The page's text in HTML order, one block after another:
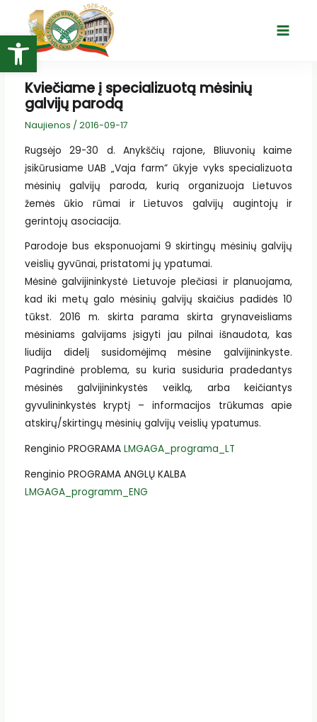
Open toolbar
turinio
Main
Kviečiame į specializuotą mėsinių
galvijų parodą
Naujienos / 2016-09-17
Rugsėjo 29-30 d. Anykščių rajone, Bliuvonių kaime
įsikūrusiame UAB „Vaja farm” ūkyje vyks specializuota
mėsinių galvijų paroda, kurią organizuoja Lietuvos
žemės ūkio rūmai ir Lietuvos galvijų augintojų ir
gerintojų asociacija.
Parodoje bus eksponuojami 9 skirtingų mėsinių galvijų
veislių gyvūnai, pristatomi jų ypatumai.
Mėsinė galvijininkystė Lietuvoje plečiasi ir planuojama,
kad iki metų galo mėsinių galvijų skaičius padidės 10
tūkst. 2016 m. skirta parama skirta grynaveisliams
mėsiniams galvijams įsigyti jau pilnai išnaudota, kas
liudija didelį susidomėjimą mėsine galvijininkyste.
Pagrindinė problema, su kuria susiduria pradedantys
mėsinės galvijininkystės veiklą, arba keičiantys
gyvulininkystės kryptį – informacijos trūkumas apie
atskirų/skirtingų mėsinių galvijų veislių ypatumus.
Renginio PROGRAMA LMGAGA_programa_LT
Renginio PROGRAMA ANGLŲ KALBA
LMGAGA_programm_ENG